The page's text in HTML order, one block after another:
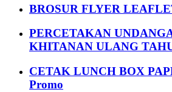
BROSUR FLYER
PERCETAKAN
KHITANAN ULANG
CETAK LUNCH BOX
Promo